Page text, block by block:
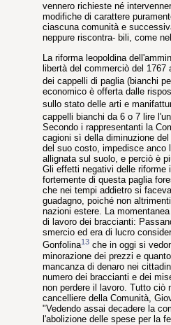
vennero richieste né
modifiche di carattere
ciascuna comunità e
neppure riscontra- bili, come
La riforma leopoldina
libertà del commerciò del
dei cappelli di paglia (bianchi
economico è offerta dalle
sullo stato delle arti e
cappelli bianchi da 6 o 7 lire
Secondo i rappresentanti la
cagioni sì della diminuzione
del suo costo, impedisce anco
allignata sul suolo, e perciò è
Gli effetti negativi delle riforme
fortemente di questa paglia
che nei tempi addietro si
guadagno, poiché non
nazioni estere. La
di lavoro dei braccianti:
smercio ed era di lucro
Gonfolina13 che in oggi si
minorazione dei prezzi e
mancanza di denaro nei
numero dei braccianti e dei
non perdere il lavoro. Tutto ciò
cancelliere della Comunità,
"Vedendo assai decadere la
l'abolizione delle spese per la